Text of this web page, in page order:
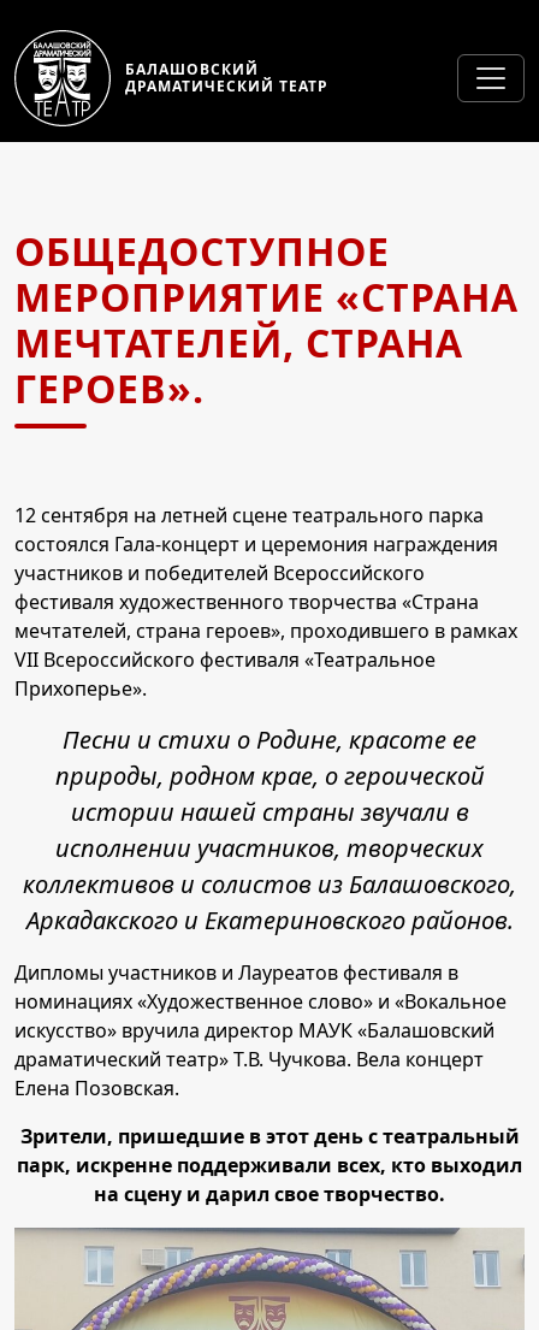
БАЛАШОВСКИЙ
ДРАМАТИЧЕСКИЙ ТЕАТР
ОБЩЕДОСТУПНОЕ
МЕРОПРИЯТИЕ «СТРАНА
МЕЧТАТЕЛЕЙ, СТРАНА
ГЕРОЕВ».
12 сентября на летней сцене театрального парка
состоялся Гала-концерт и церемония награждения
участников и победителей Всероссийского
фестиваля художественного творчества «Страна
мечтателей, страна героев», проходившего в рамках
VII Всероссийского фестиваля «Театральное
Прихоперье».
Песни и стихи о Родине, красоте ее
природы, родном крае, о героической
истории нашей страны звучали в
исполнении участников, творческих
коллективов и солистов из Балашовского,
Аркадакского и Екатериновского районов.
Дипломы участников и Лауреатов фестиваля в
номинациях «Художественное слово» и «Вокальное
искусство» вручила директор МАУК «Балашовский
драматический театр» Т.В. Чучкова. Вела концерт
Елена Позовская.
Зрители, пришедшие в этот день с театральный
парк, искренне поддерживали всех, кто выходил
на сцену и дарил свое творчество.